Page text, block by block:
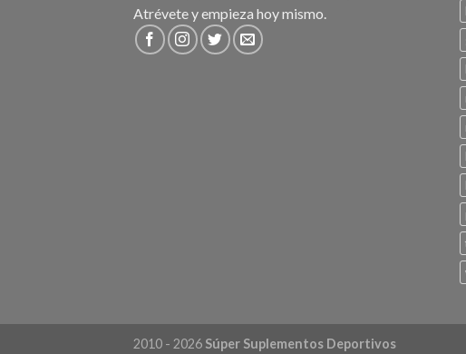
Atrévete y empieza hoy mismo.
2010 - 2026 Súper Suplementos Deportivos